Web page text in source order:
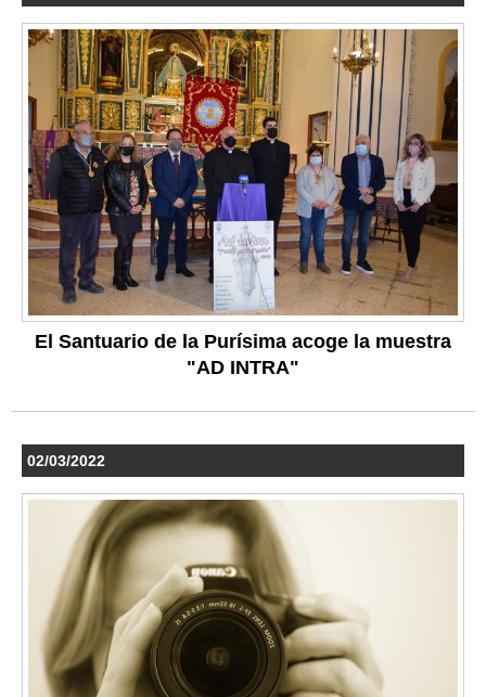
El Santuario de la Purísima acoge la muestra
"AD INTRA"
02/03/2022